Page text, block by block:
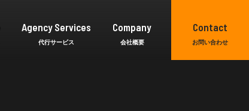
Agency Services Company Contact